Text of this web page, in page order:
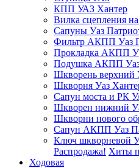
КПП УАЗ Хантер
Вилка сцепления
Сапуны Уаз
Фильтр АКПП Уаз
Прокладка АКПП
Подушка АКПП
Шкворень верхний
Шкворня Уаз
Сапун моста и РК
Шкворен нижний
Шкворни нового
Сапун АКПП Уаз
Ключ шкворневой
Распродажа! Хиты
Ходовая